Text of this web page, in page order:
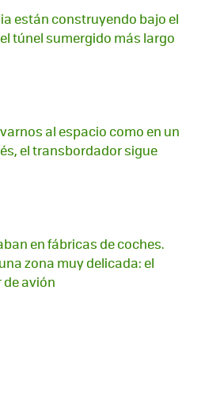
están construyendo bajo el
túnel sumergido más largo
al espacio como en un
el transbordador sigue
en fábricas de coches.
zona muy delicada: el
avión